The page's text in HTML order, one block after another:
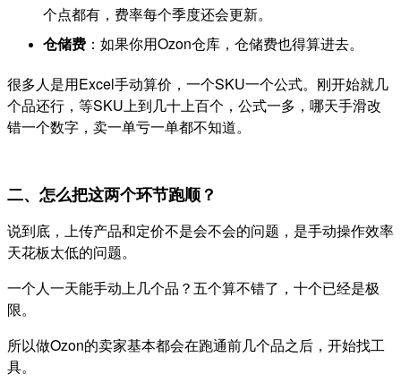
个点都有，费率每个季度还会更新。
仓储费 ：如果你用Ozon仓库，仓储费也得算进去。
很多人是用Excel手动算价，一个SKU一个公式。刚开始就几
个品还行，等SKU上到几十上百个，公式一多，哪天手滑改
错一个数字，卖一单亏一单都不知道。
二、怎么把这两个环节跑顺？
说到底，上传产品和定价不是会不会的问题，是手动操作效率
天花板太低的问题。
一个人一天能手动上几个品？五个算不错了，十个已经是极
限。
所以做Ozon的卖家基本都会在跑通前几个品之后，开始找工
具。